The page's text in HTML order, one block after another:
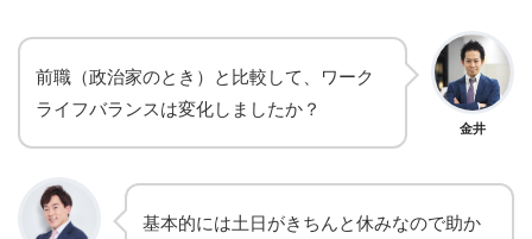
金井
前職（政治家のとき）と比較して、ワーク
ライフバランスは変化しましたか？
基本的には土日がきちんと休みなので助か